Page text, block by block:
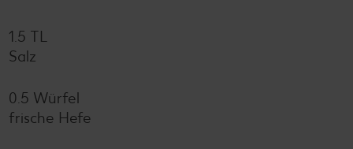
1.5 TL
Salz
0.5 Würfel
frische Hefe